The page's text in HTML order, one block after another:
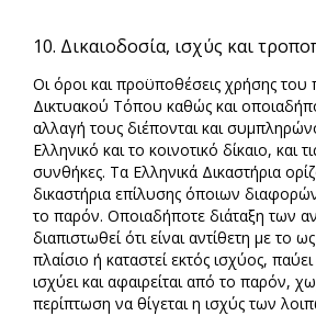
10. Δικαιοδοσία, ισχύς και
Οι όροι και προϋποθέσεις χρήσης του
Δικτυακού Τόπου καθώς και
αλλαγή τους διέπονται και
Ελληνικό και το κοινοτικό δίκαιο, και
συνθήκες. Τα Ελληνικά Δικαστήρια
δικαστήρια επίλυσης όποιων
το παρόν. Οποιαδήποτε διάταξη των
διαπιστωθεί ότι είναι αντίθετη με το
πλαίσιο ή καταστεί εκτός ισχύος,
ισχύει και αφαιρείται από το παρόν,
περίπτωση να θίγεται η ισχύς των